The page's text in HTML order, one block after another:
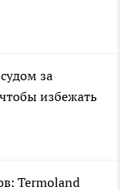
за
избежать
Termoland